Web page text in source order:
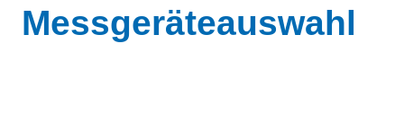
Messgeräteauswahl